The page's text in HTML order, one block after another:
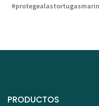
PRODUCTOS